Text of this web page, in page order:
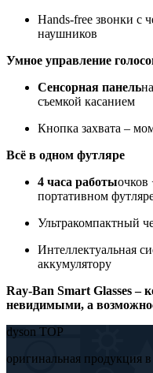
Hands-free звонки с
наушников
Умное управление
Сенсорная панель
съемкой касанием
Кнопка захвата –
Всё в одном футляре
4 часа работыочков
портативном
Ультракомпактный
Интеллектуальная
аккумулятору
Ray-Ban Smart Glasses –
невидимыми, а
dyson TOP
оригинальная продукция